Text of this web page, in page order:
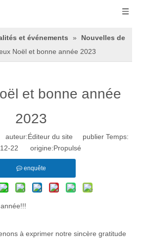
et événements »
Nouvelles de
Noël et bonne année 2023
et bonne année
2023
auteur:Éditeur du site publier Temps:
12-22 origine:Propulsé
enquête
à exprimer notre sincère gratitude